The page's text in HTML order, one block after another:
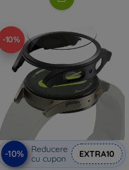
-10%
-10%
Reducere
cu cupon
EXTRA10